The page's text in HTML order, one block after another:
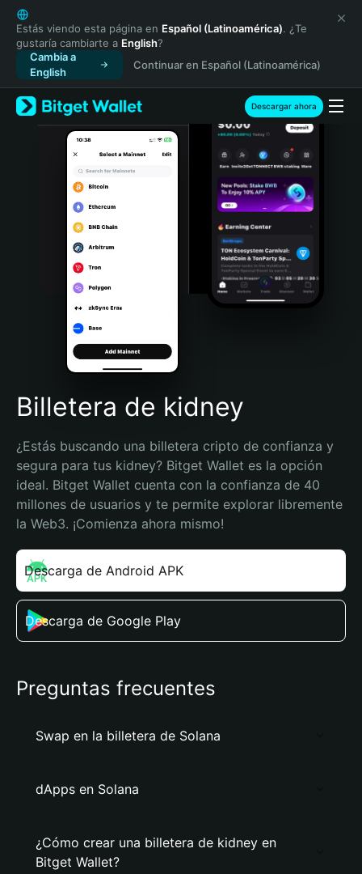
English
日本語
Tiếng Việt
Русский
Español (Latinoamérica)
Türkçe
Italiano
Português (Portugal)
Bahasa Indonesia
Português (Brasil)
Español (Argentina)
Estás viendo esta página en Español (Latinoamérica). ¿Te
gustaría cambiarte a English?
Cambia a
English
Continuar en Español (Latinoamérica)
Descargar ahora
Billetera de kidney
¿Estás buscando una billetera cripto de confianza y
segura para tus kidney? Bitget Wallet es la opción
ideal. Bitget Wallet cuenta con la confianza de 40
millones de usuarios y te permite explorar libremente
la Web3. ¡Comienza ahora mismo!
Descarga de Android APK
Descarga de Google Play
Preguntas frecuentes
Swap en la billetera de Solana
dApps en Solana
¿Cómo crear una billetera de kidney en
Bitget Wallet?